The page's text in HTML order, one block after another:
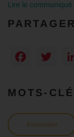
Lire le communiqué
PARTAGER
MOTS-
Ferroviaire